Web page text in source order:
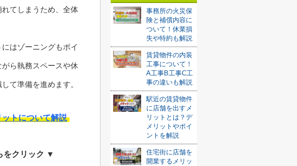
てしまうため、全体
はゾーニングもポイ
ら執務スペースや休
て準備を進めます。
トについて解説
をクリック ▼
事務所の火災保
険と補償内容に
ついて！休業損
失や特約も解説
賃貸物件の内装
工事について！
A工事B工事C工
事の違いも解説
駅近の賃貸物件
に店舗を出すメ
リットとは？デ
メリットやポイ
ントを解説
住宅街に店舗を
開業するメリッ